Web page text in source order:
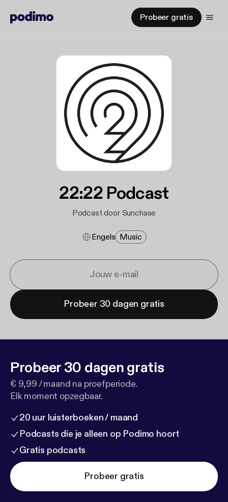
Probeer gratis
22:22 Podcast
Podcast door Sunchase
Engels Music
Probeer 30 dagen gratis
Probeer 30 dagen gratis
€ 9,99 / maand na proefperiode.
Elk moment opzegbaar.
20 uur luisterboeken / maand
Podcasts die je alleen op Podimo hoort
Gratis podcasts
Probeer gratis